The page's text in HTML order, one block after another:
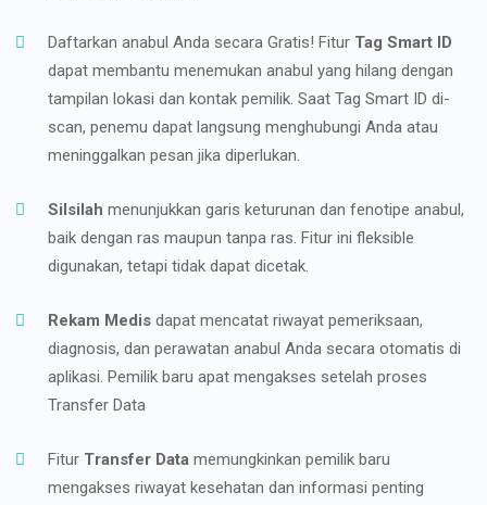
Daftarkan anabul Anda secara Gratis! Fitur Tag Smart ID
dapat membantu menemukan anabul yang hilang dengan
tampilan lokasi dan kontak pemilik. Saat Tag Smart ID di-
scan, penemu dapat langsung menghubungi Anda atau
meninggalkan pesan jika diperlukan.
Silsilah menunjukkan garis keturunan dan fenotipe anabul,
baik dengan ras maupun tanpa ras. Fitur ini fleksible
digunakan, tetapi tidak dapat dicetak.
Rekam Medis dapat mencatat riwayat pemeriksaan,
diagnosis, dan perawatan anabul Anda secara otomatis di
aplikasi. Pemilik baru apat mengakses setelah proses
Transfer Data
Fitur Transfer Data memungkinkan pemilik baru
mengakses riwayat kesehatan dan informasi penting